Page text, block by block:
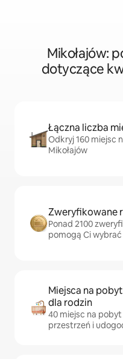
Mikołajów:
dotyczące
Łączna liczba
Odkryj 160 miejsc
Mikołajów
Zweryfikowane
Ponad 2100
pomogą Ci wybrać
Miejsca na
dla rodzin
40 miejsc na
przestrzeń i